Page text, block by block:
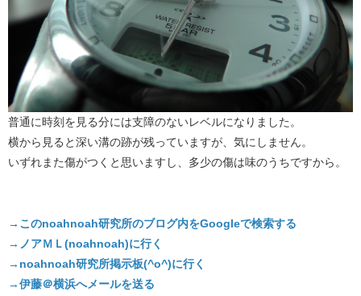
普通に時刻を見る分には支障のないレベルになりました。
横から見ると深い溝の跡が残っていますが、気にしません。
いずれまた傷がつくと思いますし、多少の傷は味のうちですから。
→このnoahnoah研究所のブログ内をGoogleで検索する
→ノアＭＬ(noahnoah)に行く
→noahnoah研究所掲示板(^o^)に行く
→伊藤＠横浜へメールを送る